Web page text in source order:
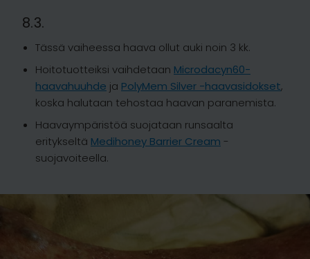
8.3.
Tässä vaiheessa haava ollut auki noin 3 kk.
Hoitotuotteiksi vaihdetaan Microdacyn60-
haavahuuhde ja PolyMem Silver -haavasidokset,
koska halutaan tehostaa haavan paranemista.
Haavaympäristöä suojataan runsaalta
eritykseltä Medihoney Barrier Cream -
suojavoiteella.